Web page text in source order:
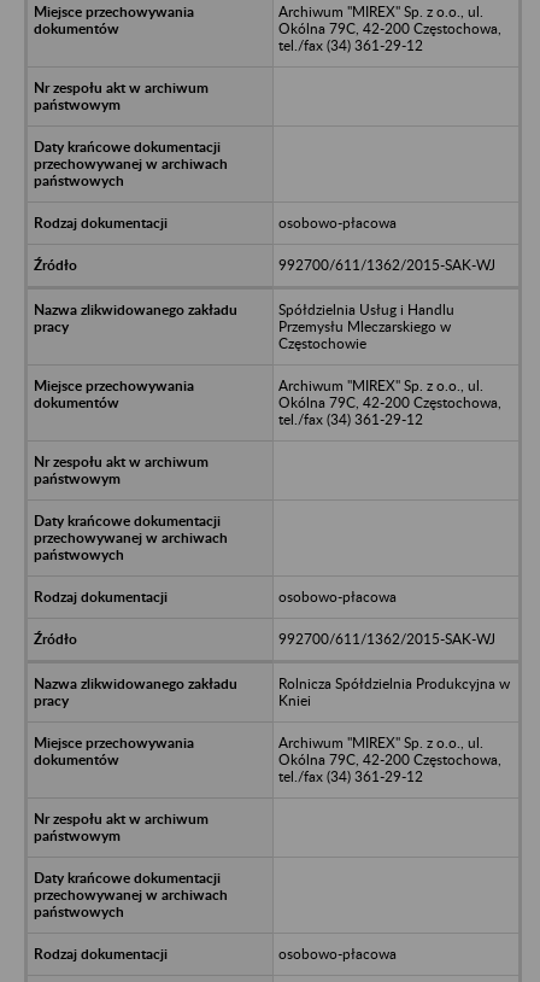
Archiwum "MIREX" Sp. z o.o., ul.
Okólna 79C, 42-200 Częstochowa,
tel./fax (34) 361-29-12
osobowo-płacowa
992700/611/1362/2015-SAK-WJ
Spółdzielnia Usług i Handlu
Przemysłu Mleczarskiego w
Częstochowie
Archiwum "MIREX" Sp. z o.o., ul.
Okólna 79C, 42-200 Częstochowa,
tel./fax (34) 361-29-12
osobowo-płacowa
992700/611/1362/2015-SAK-WJ
Rolnicza Spółdzielnia Produkcyjna w
Kniei
Archiwum "MIREX" Sp. z o.o., ul.
Okólna 79C, 42-200 Częstochowa,
tel./fax (34) 361-29-12
osobowo-płacowa